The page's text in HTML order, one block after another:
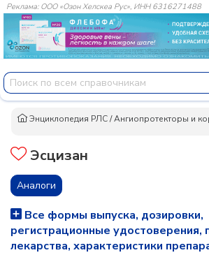
Реклама: ООО «Озон Хелскеа Рус», ИНН 6316271488
Энциклопедия РЛС/Ангиопротекторы и
Эсцизан
Аналоги
Все формы выпуска, дозировки,
регистрационные удостоверения,
лекарства, характеристики